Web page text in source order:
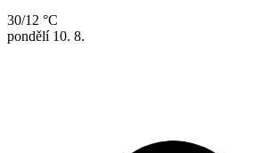
30/12 °C
pondělí 10. 8.